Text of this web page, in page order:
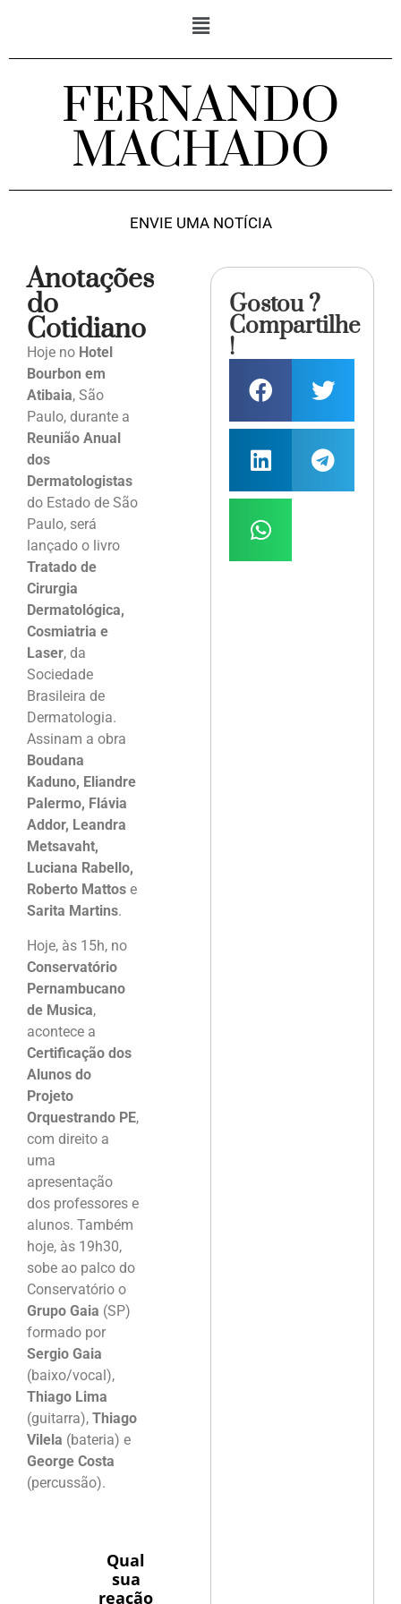
FERNANDO
MACHADO
ENVIE UMA NOTÍCIA
Anotações
do
Cotidiano
Hoje no Hotel
Bourbon em
Atibaia, São
Paulo, durante a
Reunião Anual
dos
Dermatologistas
do Estado de São
Paulo, será
lançado o livro
Tratado de
Cirurgia
Dermatológica,
Cosmiatria e
Laser, da
Sociedade
Brasileira de
Dermatologia.
Assinam a obra
Boudana
Kaduno, Eliandre
Palermo, Flávia
Addor, Leandra
Metsavaht,
Luciana Rabello,
Roberto Mattos e
Sarita Martins.
Hoje, às 15h, no
Conservatório
Pernambucano
de Musica,
acontece a
Certificação dos
Alunos do
Projeto
Orquestrando PE,
com direito a
uma
apresentação
dos professores e
alunos. Também
hoje, às 19h30,
sobe ao palco do
Conservatório o
Grupo Gaia (SP)
formado por
Sergio Gaia
(baixo/vocal),
Thiago Lima
(guitarra), Thiago
Vilela (bateria) e
George Costa
(percussão).
Qual
sua
reação
Gostou ?
Compartilhe
!